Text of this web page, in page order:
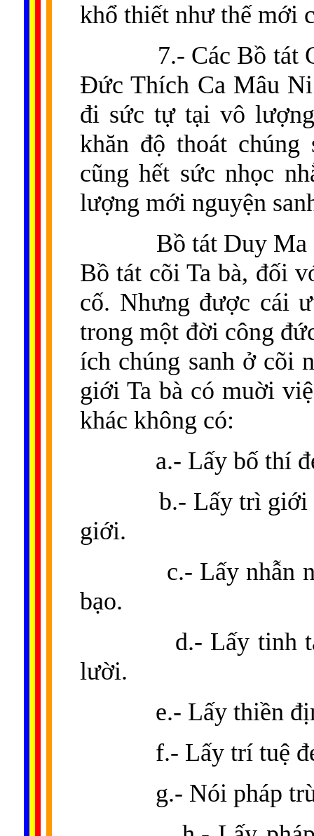
khổ thiết như thế mới
7.- Các Bồ tát
Đức Thích Ca Mâu
đi sức tự tại vô
khăn độ thoát
cũng hết sức nhọc
lượng mới nguyện
Bồ tát Duy
Bồ tát cõi Ta bà, đối
cố. Nhưng được cái
trong một đời công
ích chúng sanh ở cõi
giới Ta bà có muời
khác không có:
a.- Lấy bố thí
b.- Lấy trì giới
giới.
c.- Lấy nhẫn
bạo.
d.- Lấy tinh
lười.
e.- Lấy thiền
f.- Lấy trí tuệ
g.- Nói pháp